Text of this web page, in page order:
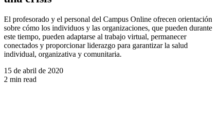
El profesorado y el personal del Campus Online ofrecen orientación
sobre cómo los individuos y las organizaciones, que pueden durante
este tiempo, pueden adaptarse al trabajo virtual, permanecer
conectados y proporcionar liderazgo para garantizar la salud
individual, organizativa y comunitaria.
15 de abril de 2020
2 min read